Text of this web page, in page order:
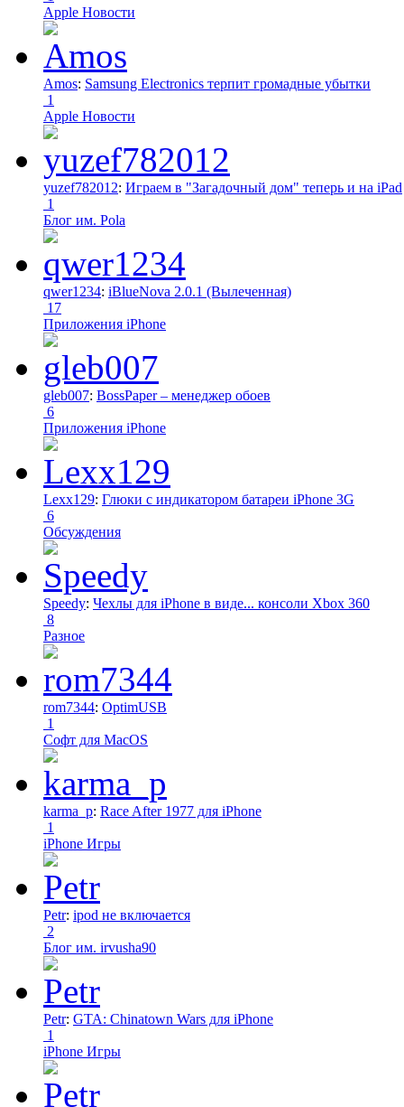
Apple Новости
Amos: Samsung Electronics терпит громадные убытки
1
Apple Новости
yuzef782012: Играем в "Загадочный дом" теперь и на iPad
1
Блог им. Pola
qwer1234: iBlueNova 2.0.1 (Вылеченная)
17
Приложения iPhone
gleb007: BossPaper – менеджер обоев
6
Приложения iPhone
Lexx129: Глюки с индикатором батареи iPhone 3G
6
Обсуждения
Speedy: Чехлы для iPhone в виде... консоли Xbox 360
8
Разное
rom7344: OptimUSB
1
Софт для MacOS
karma_p: Race After 1977 для iPhone
1
iPhone Игры
Petr: ipod не включается
2
Блог им. irvusha90
Petr: GTA: Chinatown Wars для iPhone
1
iPhone Игры